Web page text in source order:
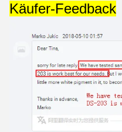
Käufer-Feedback